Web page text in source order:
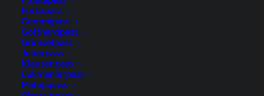
Furkapass
Gemmipass
Gotthardpass
Grimselpass
Julierpass
Klausenpass
Lukmanierpass
Malojapass
Ostschweiz, Schweiz, Schwägalp, St.Gallen, Suisse,